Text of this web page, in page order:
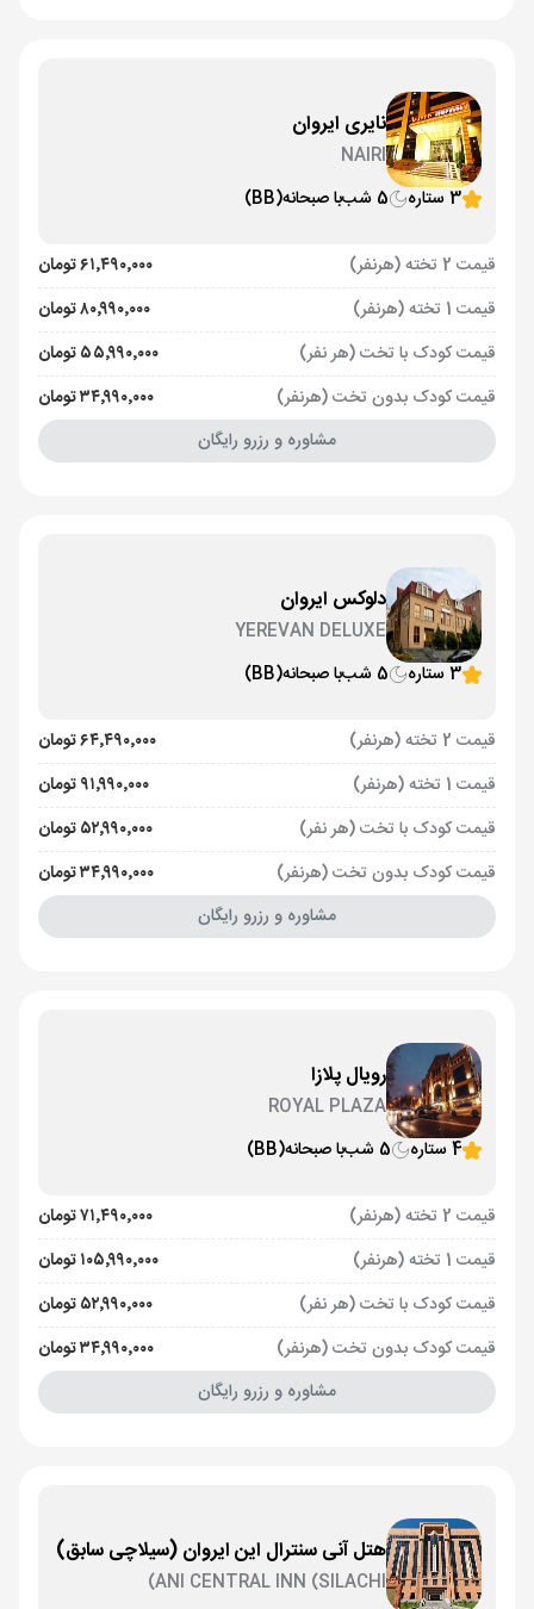
نایری ایروان
NAIRI
3 ستاره
5 شب با صبحانه(BB)
قیمت 2 تخته (هرنفر)
۶۱٬۴۹۰٬۰۰۰ تومان
قیمت 1 تخته (هرنفر)
۸۰٬۹۹۰٬۰۰۰ تومان
قیمت کودک با تخت (هر نفر)
۵۵٬۹۹۰٬۰۰۰ تومان
قیمت کودک بدون تخت (هرنفر)
۳۴٬۹۹۰٬۰۰۰ تومان
مشاوره و رزرو رایگان
دلوکس ایروان
YEREVAN DELUXE
3 ستاره
5 شب با صبحانه(BB)
قیمت 2 تخته (هرنفر)
۶۴٬۴۹۰٬۰۰۰ تومان
قیمت 1 تخته (هرنفر)
۹۱٬۹۹۰٬۰۰۰ تومان
قیمت کودک با تخت (هر نفر)
۵۲٬۹۹۰٬۰۰۰ تومان
قیمت کودک بدون تخت (هرنفر)
۳۴٬۹۹۰٬۰۰۰ تومان
مشاوره و رزرو رایگان
رویال پلازا
ROYAL PLAZA
4 ستاره
5 شب با صبحانه(BB)
قیمت 2 تخته (هرنفر)
۷۱٬۴۹۰٬۰۰۰ تومان
قیمت 1 تخته (هرنفر)
۱۰۵٬۹۹۰٬۰۰۰ تومان
قیمت کودک با تخت (هر نفر)
۵۲٬۹۹۰٬۰۰۰ تومان
قیمت کودک بدون تخت (هرنفر)
۳۴٬۹۹۰٬۰۰۰ تومان
مشاوره و رزرو رایگان
هتل آنی سنترال این ایروان (سیلاچی سابق)
ANI CENTRAL INN (SILACHI)